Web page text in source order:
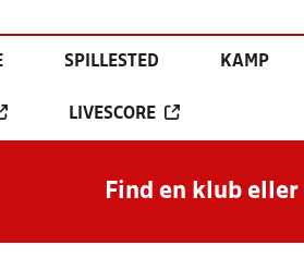
SPILLESTED KAMP
LIVESCORE
Find en klub eller